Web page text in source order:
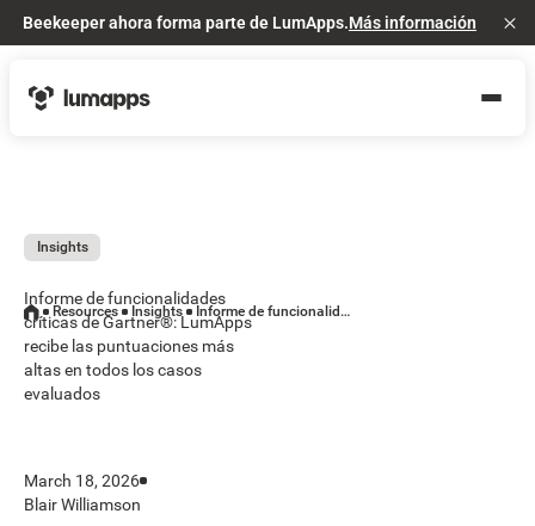
Beekeeper ahora forma parte de LumApps.Más información
Insights
Informe de funcionalidades
críticas de Gartner®: LumApps
recibe las puntuaciones más
altas en todos los casos
evaluados
March 18, 2026
Blair Williamson
Resources Insights Informe de funcionalidades críticas de Gartner®: LumApps recibe las puntuaciones más altas en todos los casos evaluados